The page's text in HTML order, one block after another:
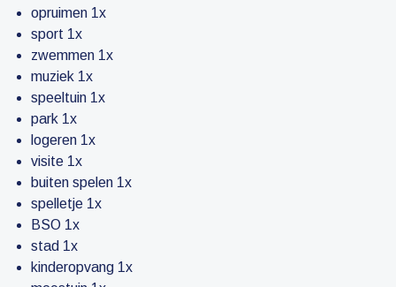
opruimen 1x
sport 1x
zwemmen 1x
muziek 1x
speeltuin 1x
park 1x
logeren 1x
visite 1x
buiten spelen 1x
spelletje 1x
BSO 1x
stad 1x
kinderopvang 1x